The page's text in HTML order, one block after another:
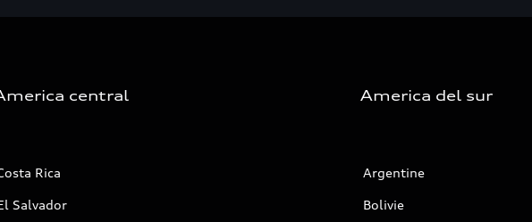
central
Rica
Salvador
America del sur
Argentine
Bolivie